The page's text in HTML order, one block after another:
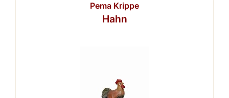
Pema Krippe
Hahn